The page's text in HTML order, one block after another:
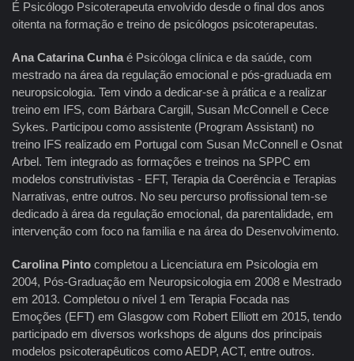
É Psicólogo Psicoterapeuta envolvido desde o final dos anos
oitenta na formação e treino de psicólogos psicoterapeutas.
Ana Catarina Cunha é Psicóloga clínica e da saúde, com
mestrado na área da regulação emocional e pós-graduada em
neuropsicologia. Tem vindo a dedicar-se à prática e a realizar
treino em IFS, com Bárbara Cargill, Susan McConnell e Cece
Sykes. Participou como assistente (Program Assistant) no
treino IFS realizado em Portugal com Susan McConnell e Osnat
Arbel. Tem integrado as formações e treinos na SPPC em
modelos construtivistas - EFT, Terapia da Coerência e Terapias
Narrativas, entre outros. No seu percurso profissional tem-se
dedicado à área da regulação emocional, da parentalidade, em
intervenção com foco na familia e na área do Desenvolvimento.
Carolina Pinto completou a Licenciatura em Psicologia em
2004, Pós-Graduação em Neuropsicologia em 2008 e Mestrado
em 2013. Completou o nível 1 em Terapia Focada nas
Emoções (EFT) em Glasgow com Robert Elliott em 2015, tendo
participado em diversos workshops de alguns dos principais
modelos psicoterapêuticos como AEDP, ACT, entre outros.